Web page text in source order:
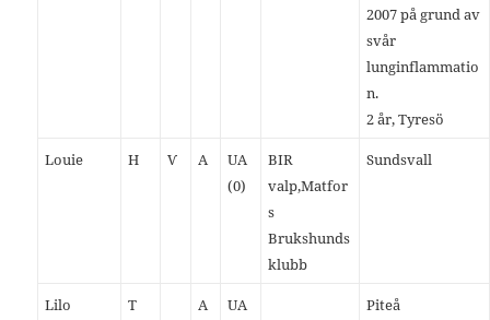
2007 på grund av
svår
lunginflammatio
n.
2 år, Tyresö
Louie H Ѵ A
UA
(0)
BIR
valp,Matfor
s
Brukshunds
klubb
Sundsvall
Lilo T A
UA
Piteå